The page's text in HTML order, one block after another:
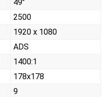
49"
2500
1920 x 1080
ADS
1400:1
178x178
9